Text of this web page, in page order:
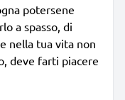
potersene
a spasso, di
nella tua vita non
deve farti piacere